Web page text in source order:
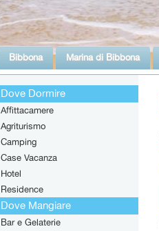
Bibbona Marina di Bibbona
Dove Dormire
Affittacamere
Agriturismo
Camping
Case Vacanza
Hotel
Residence
Dove Mangiare
Bar e Gelaterie